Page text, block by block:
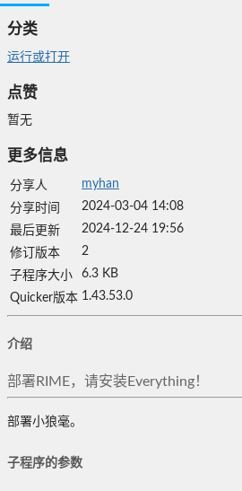
分类
运行或打开
点赞
暂无
更多信息
分享人
myhan
分享时间
2024-03-04 14:08
最后更新
2024-12-24 19:56
修订版本
2
子程序大小
6.3 KB
Quicker版本 1.43.53.0
介绍
部署RIME，请安装Everything！
部署小狼毫。
子程序的参数